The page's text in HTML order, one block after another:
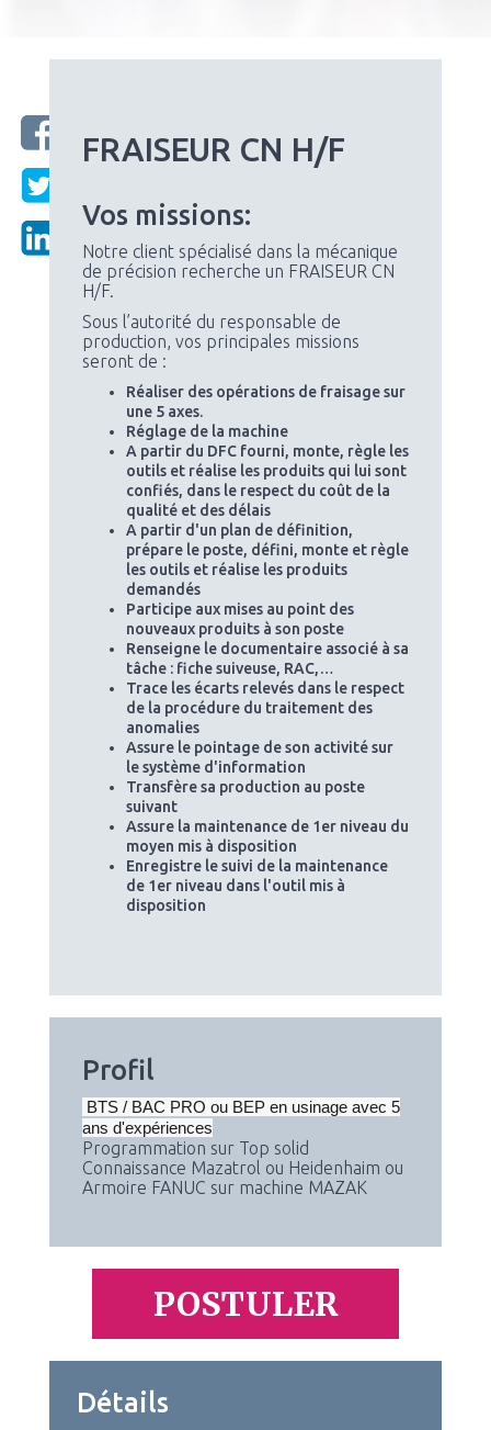
FRAISEUR CN H/F
Vos missions:
Notre client spécialisé dans la mécanique
de précision recherche un FRAISEUR CN
H/F.
Sous l’autorité du responsable de
production, vos principales missions
seront de :
Réaliser des opérations de fraisage sur
une 5 axes.
Réglage de la machine
A partir du DFC fourni, monte, règle les
outils et réalise les produits qui lui sont
confiés, dans le respect du coût de la
qualité et des délais
A partir d'un plan de définition,
prépare le poste, défini, monte et règle
les outils et réalise les produits
demandés
Participe aux mises au point des
nouveaux produits à son poste
Renseigne le documentaire associé à sa
tâche : fiche suiveuse, RAC,…
Trace les écarts relevés dans le respect
de la procédure du traitement des
anomalies
Assure le pointage de son activité sur
le système d'information
Transfère sa production au poste
suivant
Assure la maintenance de 1er niveau du
moyen mis à disposition
Enregistre le suivi de la maintenance
de 1er niveau dans l'outil mis à
disposition
Profil
BTS / BAC PRO ou BEP en usinage avec 5
ans d'expériences
Programmation sur Top solid
Connaissance Mazatrol ou Heidenhaim ou
Armoire FANUC sur machine MAZAK
POSTULER
Détails